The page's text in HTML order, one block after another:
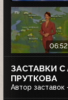
06:52
ЗАСТАВКИ
ПРУТКОВА
Автор